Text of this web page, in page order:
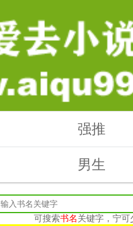
强推
男生
可搜索书名关键字，宁可